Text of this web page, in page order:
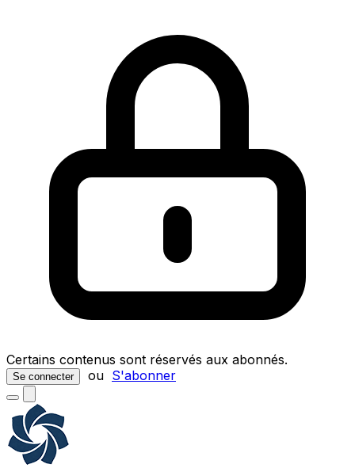
Certains contenus sont réservés aux abonnés.
Se connecter ou S'abonner